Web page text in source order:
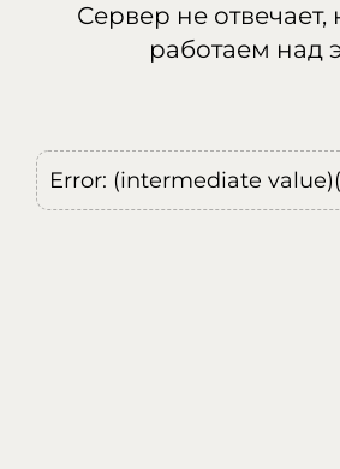
Сервер не
работаем над